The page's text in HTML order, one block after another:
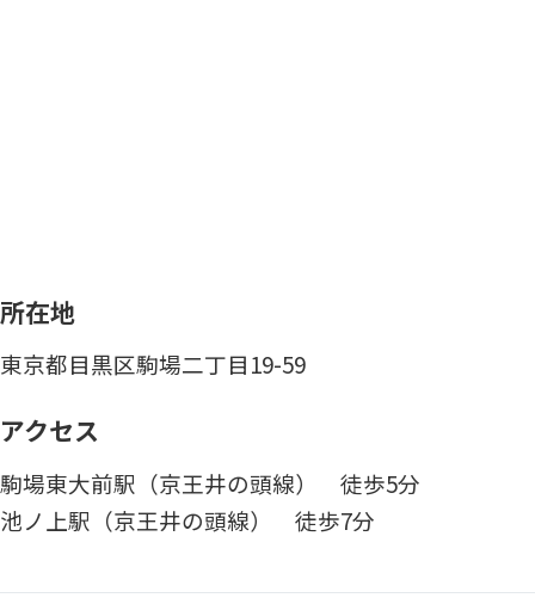
所在地
東京都目黒区駒場二丁目19-59
アクセス
駒場東大前駅（京王井の頭線） 徒歩5分
池ノ上駅（京王井の頭線） 徒歩7分